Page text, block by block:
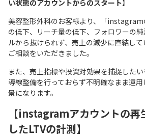
い状態のアカウントからのスタート】
美容整形外科のお客様より、「instagram
の低下、リーチ量の低下、フォロワーの
ルから抜けられず、売上の減少に直結し
ご相談をいただきました。
また、売上指標や投資対効果を捕捉した
導線整備を行っておらず不明確なまま運
景になります。
【instagramアカウントの再
したLTVの計測】